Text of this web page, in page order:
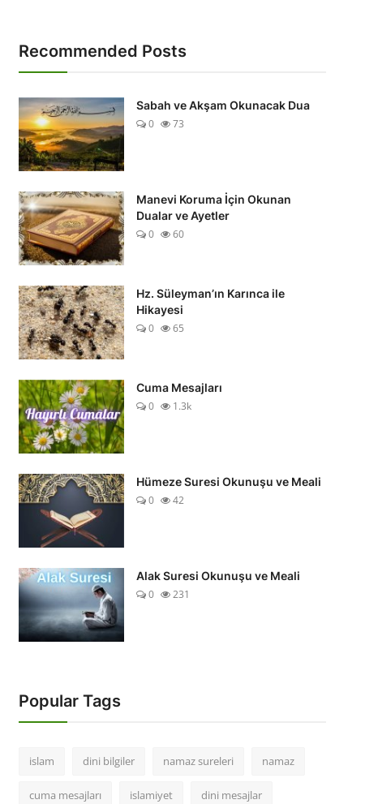
Recommended Posts
Sabah ve Akşam Okunacak Dua
0
73
Manevi Koruma İçin Okunan
Dualar ve Ayetler
0
60
Hz. Süleyman’ın Karınca ile
Hikayesi
0
65
Cuma Mesajları
0
1.3k
Hümeze Suresi Okunuşu ve Meali
0
42
Alak Suresi Okunuşu ve Meali
0
231
Popular Tags
islam dini bilgiler namaz sureleri namaz
cuma mesajları islamiyet dini mesajlar